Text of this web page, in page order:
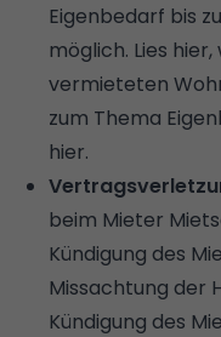
Eigenbedarf bis
möglich. Lies
vermieteten
zum Thema
hier.
beim Mieter
Kündigung des
Missachtung der
Kündigung des